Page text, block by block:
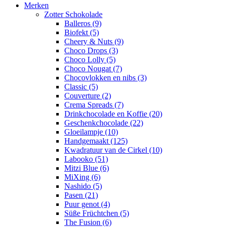
Merken
Zotter Schokolade
Balleros (9)
Biofekt (5)
Cheery & Nuts (9)
Choco Drops (3)
Choco Lolly (5)
Choco Nougat (7)
Chocovlokken en nibs (3)
Classic (5)
Couverture (2)
Crema Spreads (7)
Drinkchocolade en Koffie (20)
Geschenkchocolade (22)
Gloeilampje (10)
Handgemaakt (125)
Kwadratuur van de Cirkel (10)
Labooko (51)
Mitzi Blue (6)
MiXing (6)
Nashido (5)
Pasen (21)
Puur genot (4)
Süße Früchtchen (5)
The Fusion (6)